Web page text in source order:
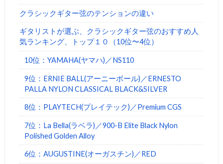
クラシックギター弦のテンションの違い
ギタリストが選ぶ、クラシックギター弦のおすすめ人
気ランキング、トップ１０（10位〜4位）
10位：YAMAHA(ヤマハ)／NS110
9位：ERNIE BALL(アーニーボール)／ERNESTO
PALLA NYLON CLASSICAL BLACK&SILVER
8位：PLAYTECH(プレイテック)／Premium CGS
7位：La Bella(ラベラ)／900-B Elite Black Nylon
Polished Golden Alloy
6位：AUGUSTINE(オーガスチン)／RED